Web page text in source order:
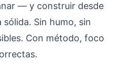
— y construir desde
Sin humo, sin
Con método, foco